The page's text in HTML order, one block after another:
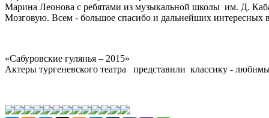
Марина Леонова с ребятами из музыкальной школы им. Д.
Мозговую. Всем - большое спасибо и дальнейших интересных
«Сабуровские гулянья – 2015»
Актеры тургеневского театра представили классику -